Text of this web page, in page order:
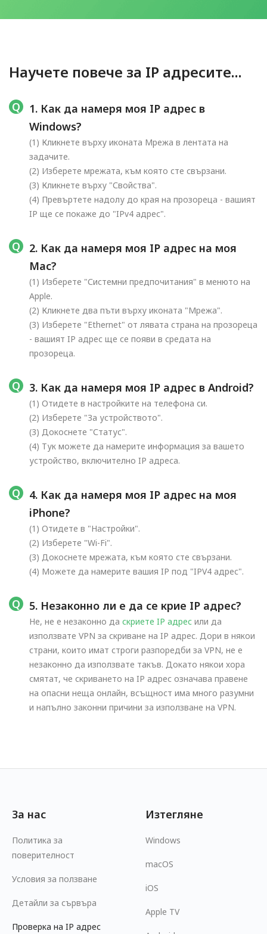
Научете повече за IP адресите...
1. Как да намеря моя IP адрес в
Windows?
(1) Кликнете върху иконата Мрежа в лентата на
задачите.
(2) Изберете мрежата, към която сте свързани.
(3) Кликнете върху "Свойства".
(4) Превъртете надолу до края на прозореца - вашият
IP ще се покаже до "IPv4 адрес".
2. Как да намеря моя IP адрес на моя
Mac?
(1) Изберете "Системни предпочитания" в менюто на
Apple.
(2) Кликнете два пъти върху иконата "Мрежа".
(3) Изберете "Ethernet" от лявата страна на прозореца
- вашият IP адрес ще се появи в средата на
прозореца.
3. Как да намеря моя IP адрес в Android?
(1) Отидете в настройките на телефона си.
(2) Изберете "За устройството".
(3) Докоснете "Статус".
(4) Тук можете да намерите информация за вашето
устройство, включително IP адреса.
4. Как да намеря моя IP адрес на моя
iPhone?
(1) Отидете в "Настройки".
(2) Изберете "Wi-Fi".
(3) Докоснете мрежата, към която сте свързани.
(4) Можете да намерите вашия IP под "IPV4 адрес".
5. Незаконно ли е да се крие IP адрес?
Не, не е незаконно да скриете IP адрес или да
използвате VPN за скриване на IP адрес. Дори в някои
страни, които имат строги разпоредби за VPN, не е
незаконно да използвате такъв. Докато някои хора
смятат, че скриването на IP адрес означава правене
на опасни неща онлайн, всъщност има много разумни
и напълно законни причини за използване на VPN.
За нас
Политика за
поверителност
Условия за ползване
Детайли за сървъра
Проверка на IP адрес
Изтегляне
Windows
macOS
iOS
Apple TV